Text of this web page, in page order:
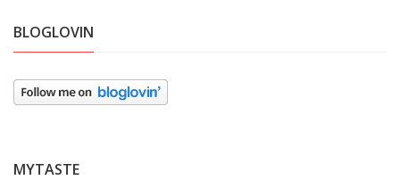
BLOGLOVIN
MYTASTE